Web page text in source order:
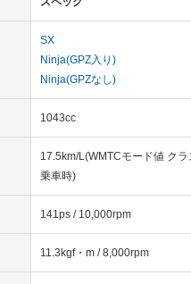
SX
Ninja(GPZ入り)
Ninja(GPZなし)
1043cc
17.5km/L(WMTCモード値 クラ
乗車時)
141ps / 10,000rpm
11.3kgf・m / 8,000rpm